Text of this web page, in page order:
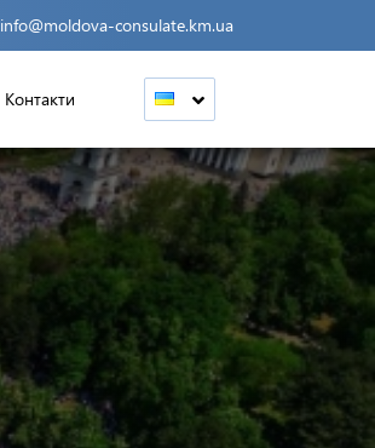
info@moldova-consulate.km.ua
Контакти